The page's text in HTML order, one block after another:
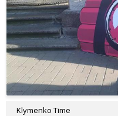
Klymenko Time